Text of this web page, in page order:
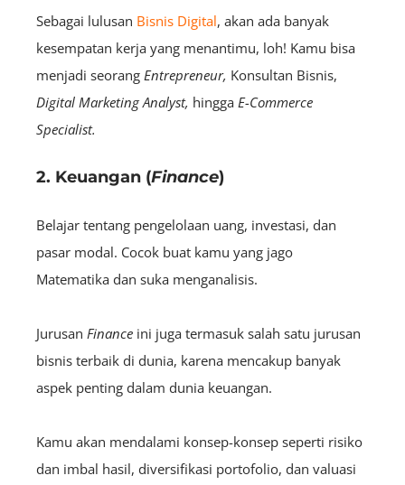
Sebagai lulusan Bisnis Digital, akan ada banyak
kesempatan kerja yang menantimu, loh! Kamu bisa
menjadi seorang Entrepreneur, Konsultan Bisnis,
Digital Marketing Analyst, hingga E-Commerce
Specialist.
2. Keuangan (Finance)
Belajar tentang pengelolaan uang, investasi, dan
pasar modal. Cocok buat kamu yang jago
Matematika dan suka menganalisis.
Jurusan Finance ini juga termasuk salah satu jurusan
bisnis terbaik di dunia, karena mencakup banyak
aspek penting dalam dunia keuangan.
Kamu akan mendalami konsep-konsep seperti risiko
dan imbal hasil, diversifikasi portofolio, dan valuasi